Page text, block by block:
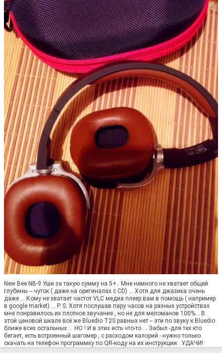
New Bee NB-9 Уши за такую сумму на 5+ . Мне немного не хватает общей
глубины -- чуток ( даже на оригиналах с CD) ... Хотя для джазика очень
даже ... Кому не хватает частот VLC медиа плеер вам в помощь ( например
в google market) ... P. S. Хотя послушав пару часов на разных устройствах
мне понравилось их плотное звучание , но не для меломанов 100%... В
этой ценовой шкале всё же Bluedio T2S равных нет -- эти по звуку к Bluedio
ближе всех остальных ... НО ! И в этих есть что-то ... Забыл -для тех кто
бегает, есть встроенный шагомер , с расходом калорий - нужно только
скачать на телефон программку по QR-коду на их инструкции . УДАЧИ!